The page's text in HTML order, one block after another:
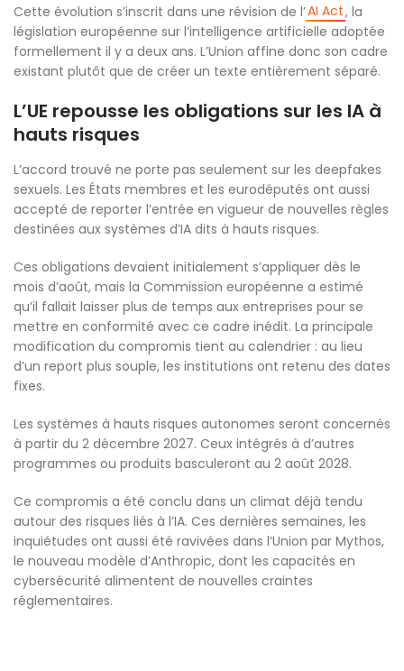
Cette évolution s’inscrit dans une révision de l’AI Act, la
législation européenne sur l’intelligence artificielle adoptée
formellement il y a deux ans. L’Union affine donc son cadre
existant plutôt que de créer un texte entièrement séparé.
L’UE repousse les obligations sur les IA à
hauts risques
L’accord trouvé ne porte pas seulement sur les deepfakes
sexuels. Les États membres et les eurodéputés ont aussi
accepté de reporter l’entrée en vigueur de nouvelles règles
destinées aux systèmes d’IA dits à hauts risques.
Ces obligations devaient initialement s’appliquer dès le
mois d’août, mais la Commission européenne a estimé
qu’il fallait laisser plus de temps aux entreprises pour se
mettre en conformité avec ce cadre inédit. La principale
modification du compromis tient au calendrier : au lieu
d’un report plus souple, les institutions ont retenu des dates
fixes.
Les systèmes à hauts risques autonomes seront concernés
à partir du 2 décembre 2027. Ceux intégrés à d’autres
programmes ou produits basculeront au 2 août 2028.
Ce compromis a été conclu dans un climat déjà tendu
autour des risques liés à l’IA. Ces dernières semaines, les
inquiétudes ont aussi été ravivées dans l’Union par Mythos,
le nouveau modèle d’Anthropic, dont les capacités en
cybersécurité alimentent de nouvelles craintes
réglementaires.